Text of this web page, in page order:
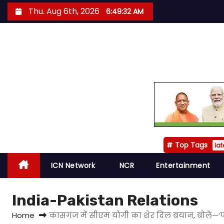
k
Thu. Aug 6th, 2026 6:49:33 AM
Top Tags
ICN Network NCR Entertainment
India-Pakistan Relations
Home कासगंज में सीएम योगी का शेर दिल बयान,